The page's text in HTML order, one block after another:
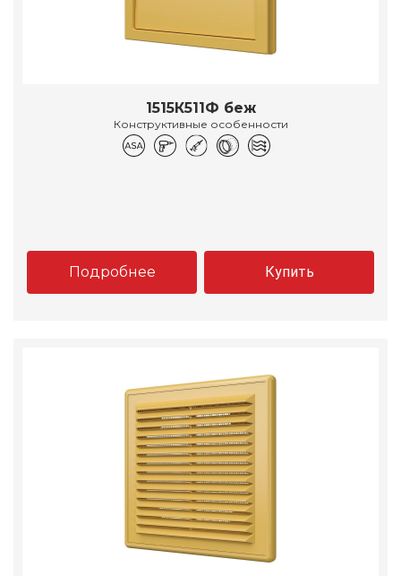
1515К511Ф беж
Конструктивные особенности
Подробнее Купить